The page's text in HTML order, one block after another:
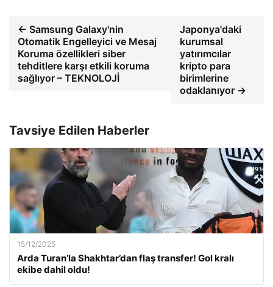
← Samsung Galaxy'nin
Otomatik Engelleyici ve Mesaj
Koruma özellikleri siber
tehditlere karşı etkili koruma
sağlıyor – TEKNOLOJİ
Japonya'daki
kurumsal
yatırımcılar
kripto para
birimlerine
odaklanıyor →
Tavsiye Edilen Haberler
15/12/2025
Arda Turan’la Shakhtar’dan flaş transfer! Gol kralı
ekibe dahil oldu!